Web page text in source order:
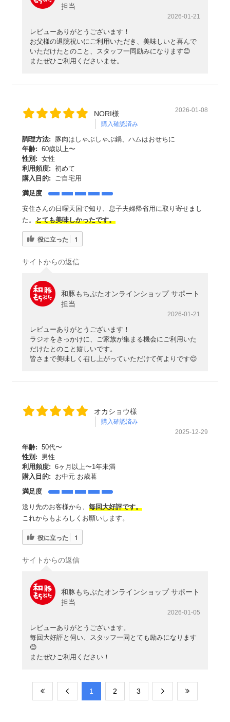
担当
2026-01-21
レビューありがとうございます！
お父様の退院祝いにご利用いただき、美味しいと喜んで
いただけたとのこと、スタッフ一同励みになります😊
またぜひご利用くださいませ。
NORI様
購入確認済み
2026-01-08
調理方法:
豚肉はしゃぶしゃぶ鍋、ハムはおせちに
年齢: 60歳以上〜
性別: 女性
利用頻度: 初めて
購入目的:
ご自宅用
満足度
安住さんの日曜天国で知り、息子夫婦帰省用に取り寄せまし
た。とても美味しかったです。
役に立った 1
サイトからの返信
和豚もちぶたオンラインショップ サポート
担当
2026-01-21
レビューありがとうございます！
ラジオをきっかけに、ご家族が集まる機会にご利用いた
だけたとのこと嬉しいです。
皆さまで美味しく召し上がっていただけて何よりです😊
オカショウ様
購入確認済み
2025-12-29
年齢: 50代〜
性別:
男性
利用頻度: 6ヶ月以上〜1年未満
購入目的:
お中元 お歳暮
満足度
送り先のお客様から、毎回大好評です。
これからもよろしくお願いします。
役に立った 1
サイトからの返信
和豚もちぶたオンラインショップ サポート
担当
2026-01-05
レビューありがとうございます。
毎回大好評と伺い、スタッフ一同とても励みになります
😊
またぜひご利用ください！
​1 ​2 ​3